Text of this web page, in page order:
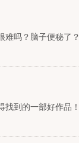
难吗？脑子便秘了？
找到的一部好作品！